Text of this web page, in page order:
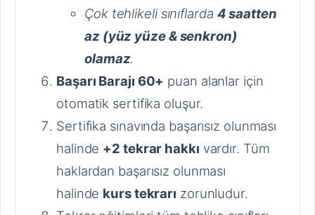
Çok tehlikeli sınıflarda 4 saatten
az (yüz yüze & senkron)
olamaz.
Başarı Barajı 60+ puan alanlar için
otomatik sertifika oluşur.
Sertifika sınavında başarısız olunması
halinde +2 tekrar hakkı vardır. Tüm
haklardan başarısız olunması
halinde kurs tekrarı zorunludur.